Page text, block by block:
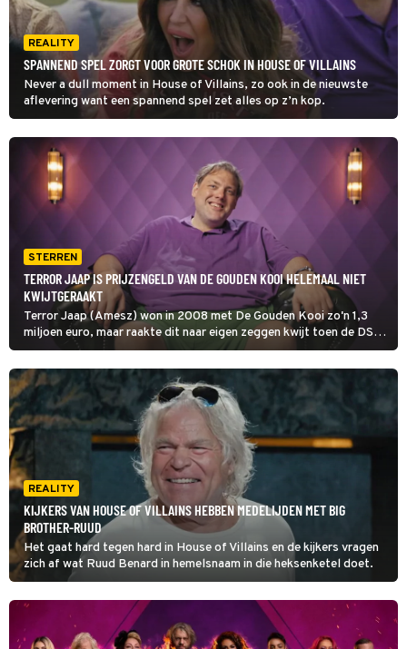
REALITY
SPANNEND SPEL ZORGT VOOR GROTE SCHOK IN HOUSE OF VILLAINS
Never a dull moment in House of Villains, zo ook in de nieuwste
aflevering want een spannend spel zet alles op z’n kop.
STERREN
TERROR JAAP IS PRIJZENGELD VAN DE GOUDEN KOOI HELEMAAL NIET
KWIJTGERAAKT
Terror Jaap (Amesz) won in 2008 met De Gouden Kooi zo'n 1,3
miljoen euro, maar raakte dit naar eigen zeggen kwijt toen de DSB-
bank een jaar later failliet ging. Daar blijkt nu echter niets van waar
te zijn.
REALITY
KIJKERS VAN HOUSE OF VILLAINS HEBBEN MEDELIJDEN MET BIG
BROTHER-RUUD
Het gaat hard tegen hard in House of Villains en de kijkers vragen
zich af wat Ruud Benard in hemelsnaam in die heksenketel doet.